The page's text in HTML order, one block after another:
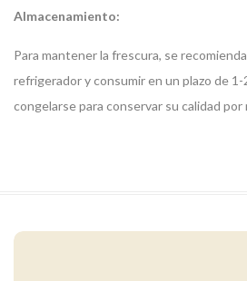
Almacenamiento:
Para mantener la frescura, se
refrigerador y consumir en un plazo de
congelarse para conservar su calidad por